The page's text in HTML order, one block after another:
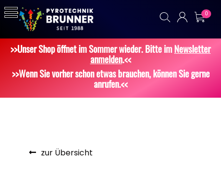
0
>>Unser Shop öffnet im Sommer wieder. Bitte imNewsletter
anmelden.<<
>>Wenn Sie vorher schon etwas brauchen, können Sie gerne
anrufen.<<
zur Übersicht